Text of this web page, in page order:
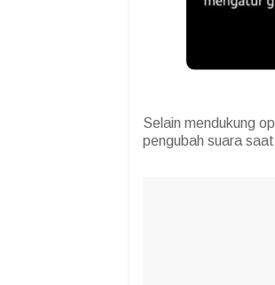
Selain mendukung
pengubah suara